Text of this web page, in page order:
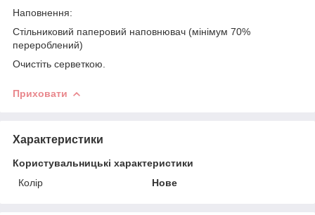
Наповнення:
Стільниковий паперовий наповнювач (мінімум 70%
перероблений)
Очистіть серветкою.
Приховати
Характеристики
Користувальницькі характеристики
Колір
Нове